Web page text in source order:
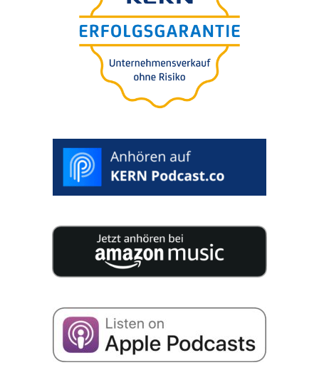
Önnekingyene­sen.100% bizal­mas.
Az értékelés tartalmazza.
START RATING